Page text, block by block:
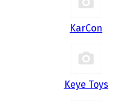
KarCon
Keye Toys